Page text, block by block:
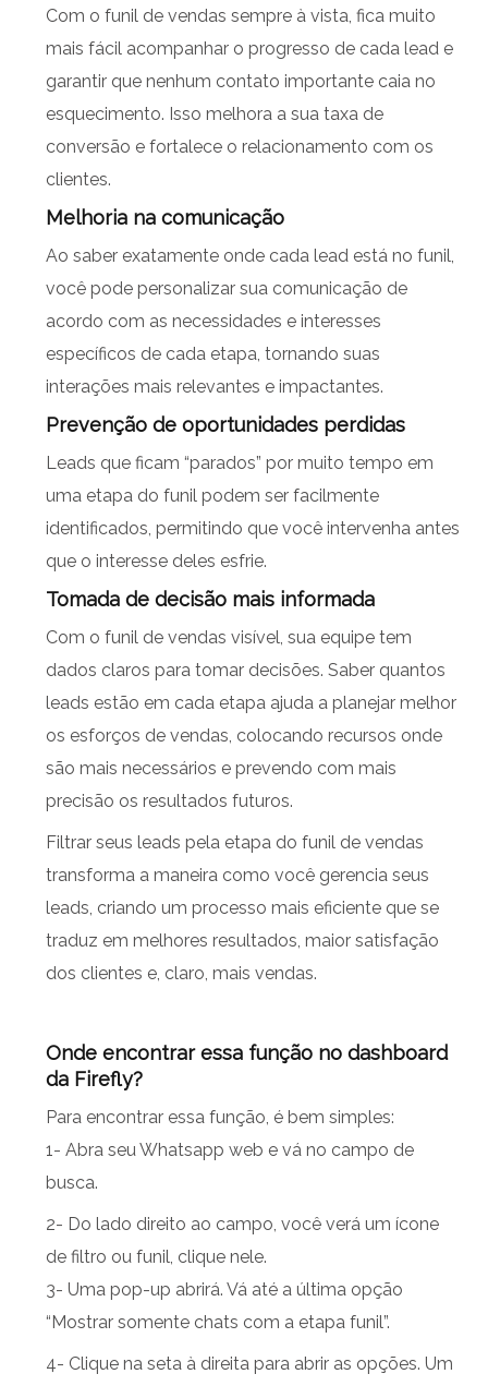
Com o funil de vendas sempre à vista, fica muito
mais fácil acompanhar o progresso de cada lead e
garantir que nenhum contato importante caia no
esquecimento. Isso melhora a sua taxa de
conversão e fortalece o relacionamento com os
clientes.
Melhoria na comunicação
Ao saber exatamente onde cada lead está no funil,
você pode personalizar sua comunicação de
acordo com as necessidades e interesses
específicos de cada etapa, tornando suas
interações mais relevantes e impactantes.
Prevenção de oportunidades perdidas
Leads que ficam “parados” por muito tempo em
uma etapa do funil podem ser facilmente
identificados, permitindo que você intervenha antes
que o interesse deles esfrie.
Tomada de decisão mais informada
Com o funil de vendas visível, sua equipe tem
dados claros para tomar decisões. Saber quantos
leads estão em cada etapa ajuda a planejar melhor
os esforços de vendas, colocando recursos onde
são mais necessários e prevendo com mais
precisão os resultados futuros.
Filtrar seus leads pela etapa do funil de vendas
transforma a maneira como você gerencia seus
leads, criando um processo mais eficiente que se
traduz em melhores resultados, maior satisfação
dos clientes e, claro, mais vendas.
Onde encontrar essa função no dashboard
da Firefly?
Para encontrar essa função, é bem simples:
1- Abra seu Whatsapp web e vá no campo de
busca.
2- Do lado direito ao campo, você verá um ícone
de filtro ou funil, clique nele.
3- Uma pop-up abrirá. Vá até a última opção
“Mostrar somente chats com a etapa funil”.
4- Clique na seta à direita para abrir as opções. Um